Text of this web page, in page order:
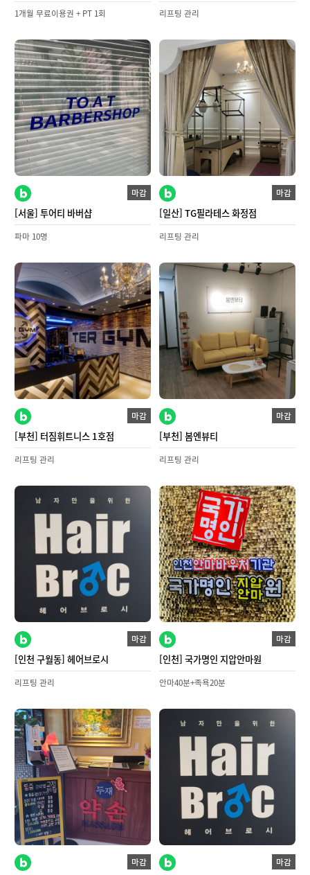
1개월 무료이용권 + PT 1회 리프팅 관리
마감
[서울] 투어티 바버샵
파마 10명
마감
[일산] TG필라테스 화정점
리프팅 관리
마감
[부천] 터짐휘트니스 1호점
리프팅 관리
마감
[부천] 봄엔뷰티
리프팅 관리
마감
[인천 구월동] 헤어브로시
리프팅 관리
마감
[인천] 국가명인 지압안마원
안마40분+족욕20분
마감 마감